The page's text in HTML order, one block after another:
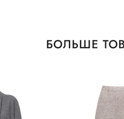
БОЛЬШЕ